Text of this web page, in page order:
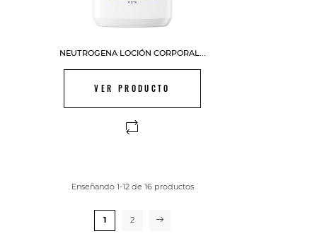
NEUTROGENA LOCIÓN CORPORAL...
VER PRODUCTO
Enseñando 1-12 de 16 productos
1 2